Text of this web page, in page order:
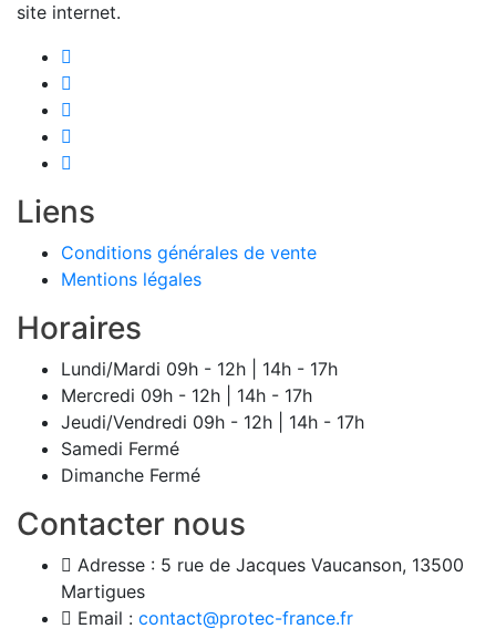
site internet.
Liens
Conditions générales de vente
Mentions légales
Horaires
Lundi/Mardi 09h - 12h | 14h - 17h
Mercredi 09h - 12h | 14h - 17h
Jeudi/Vendredi 09h - 12h | 14h - 17h
Samedi Fermé
Dimanche Fermé
Contacter nous
Adresse : 5 rue de Jacques Vaucanson, 13500
Martigues
Email : contact@protec-france.fr